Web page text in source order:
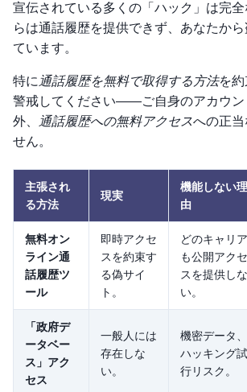
宣伝されている多くの「ハック」は完
らは通話履歴を提供できず、あなたか
ています。
特に 通話履歴を無料で取得する方法を約
警戒してください——ご自身のアカウン
外、
通話履歴への無料アクセスへの正当
せん。
主張され
る方法
現実
機能しない理
由
無料オン
ライン通
話履歴ツ
ール
即時アクセ
スを約束す
る偽サイ
ト。
どのキャリア
も公開アクセ
スを提供しな
い。
「政府デ
ータベー
ス」アク
セス
一般人には
存在しな
い。
機密データ、
ハッキング試
行リスク。